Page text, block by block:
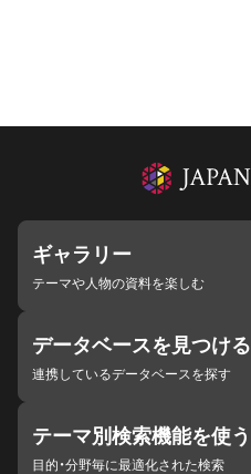
ギャラリー
テーマや人物の資料を楽しむ
データベースを見つける
連携しているデータベースを探す
テーマ別検索機能を使う
目的・分野毎に最適化された検索